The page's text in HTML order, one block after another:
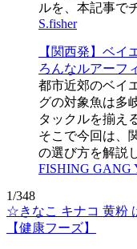
ルを、本記事で
S.fisher
【関西発】ベイ
ろんなルアーフ
都市近郊のベイ
グの対象魚は多
タックルを揃え
そこで今回は、
の選び方を解説
FISHING GANG
1/348
☆きなこ キナコ 黄粉
【健康フーズ】